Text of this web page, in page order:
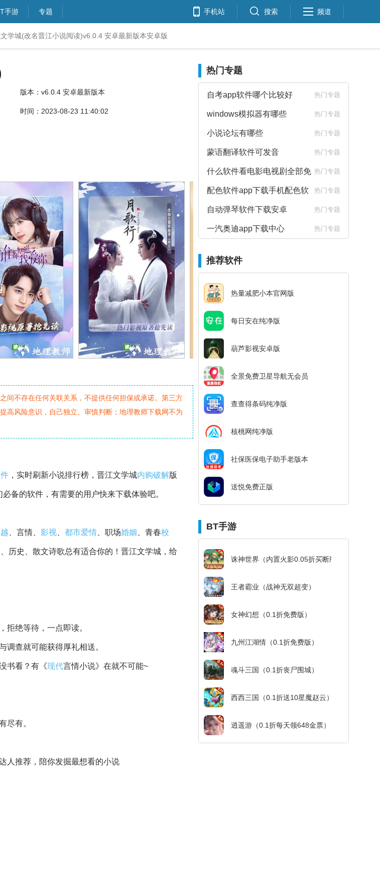
手游 专题 手机站 搜索 频道
学城(改名晋江小说阅读)v6.0.4 安卓最新版本安卓版
版本：v6.0.4 安卓最新版本
时间：2023-08-23 11:40:02
间不存在任何关联关系，不提供任何担保或承诺。第三方
高风险意识，自己独立、审慎判断；地理教师下载网不为
，实时刷新小说排行榜，晋江文学城内购破解版
备的软件，有需要的用户快来下载体验吧。
、言情、 影视 都市爱情 、职场婚姻 、青春校
、历史、散文诗歌总有适合你的！晋江文学城，给
，拒绝等待，一点即读。
调查就可能获得厚礼相送。
书看？有《现代言情小说》在就不可能~
尽有。
人推荐，陪你发掘最想看的小说
热门专题
自考app软件哪个比较好 热门专题
windows模拟器有哪些 热门专题
小说论坛有哪些 热门专题
蒙语翻译软件可发音 热门专题
什么软件看电影电视剧全部免
费
热门专题
配色软件app下载手机配色软
件下载
热门专题
自动弹琴软件下载安卓 热门专题
一汽奥迪app下载中心 热门专题
推荐软件
热量减肥小本官网版
每日安在纯净版
葫芦影视安卓版
全景免费卫星导航无会员
查查得条码纯净版
核桃网纯净版
社保医保电子助手老版本
送悦免费正版
BT手游
诛神世界（内置火影0.05折买断版）
王者霸业（战神无双超变）
女神幻想（0.1折免费版）
九州江湖情（0.1折免费版）
魂斗三国（0.1折丧尸围城）
西西三国（0.1折送10星魔赵云）
逍遥游（0.1折每天领648金票）